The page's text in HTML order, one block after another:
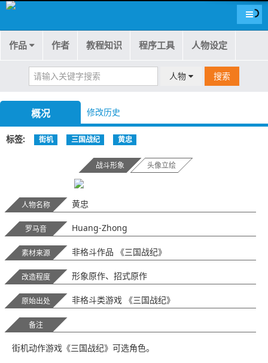
导航
作品 作者 教程知识 程序工具 人物设定
人物 搜索
概况 修改历史
标签 街机 三国战纪 黄忠
战斗形象 头像立绘
人物名称 黄忠
罗马音 Huang-Zhong
素材来源 非格斗作品 《三国战纪》
改造程度 形象原作、招式原作
原始出处 非格斗类游戏 《三国战纪》
备注
街机动作游戏《三国战纪》可选角色。